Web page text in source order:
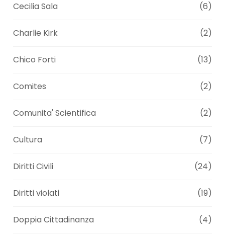
Cecilia Sala (6)
Charlie Kirk (2)
Chico Forti (13)
Comites (2)
Comunita' Scientifica (2)
Cultura (7)
Diritti Civili (24)
Diritti violati (19)
Doppia Cittadinanza (4)